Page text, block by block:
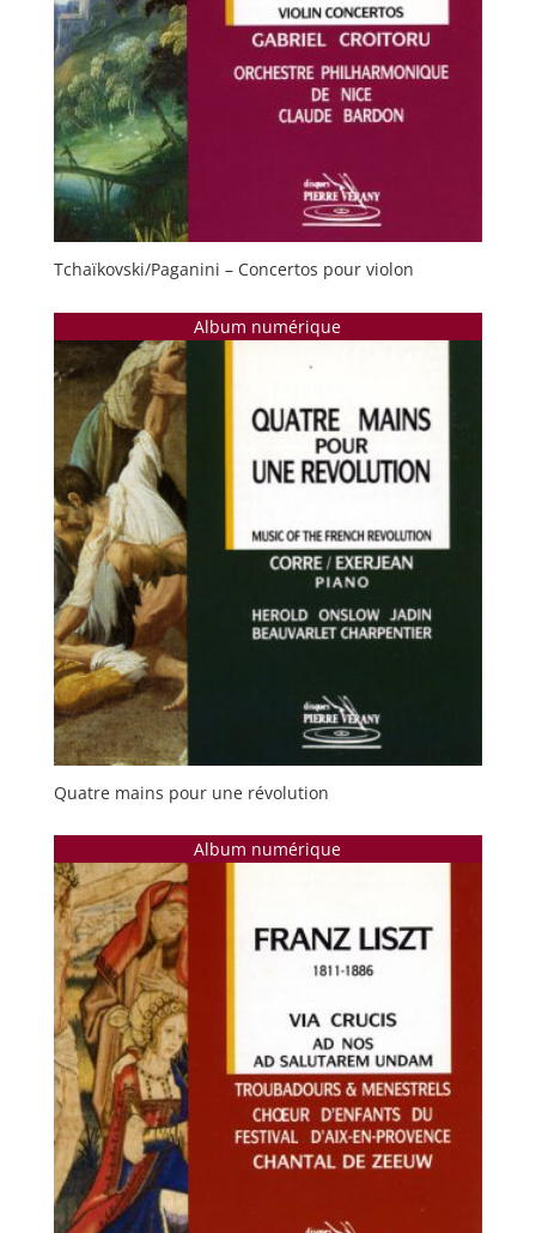
Tchaïkovski/Paganini – Concertos pour violon
Album numérique
Quatre mains pour une révolution
Album numérique